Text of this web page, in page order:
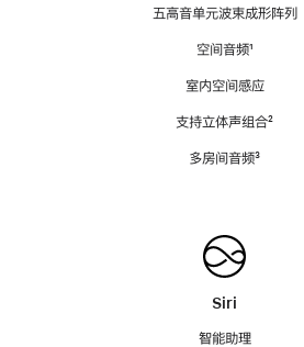
五高音单元波束成形阵列
空间音频脚
¹
室内空间感应
支持立体声组合脚
²
多房间音频脚
³
Siri
智能助理